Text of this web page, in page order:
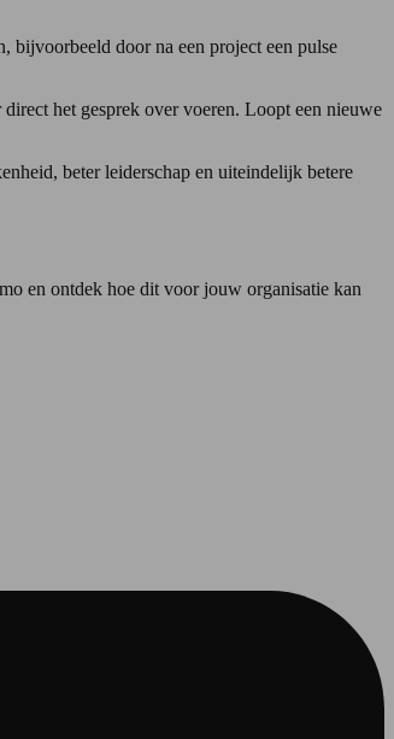
bijvoorbeeld door na een project een pulse
het gesprek over voeren. Loopt een nieuwe
beter leiderschap en uiteindelijk betere
en ontdek hoe dit voor jouw organisatie kan